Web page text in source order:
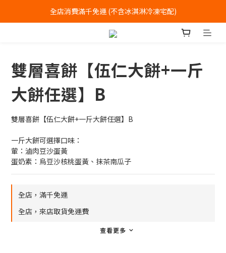
全店消費滿千免運 (不含冰淇淋冷凍宅配)
全店消費滿千免運 (不含冰淇淋冷凍宅配)
中式喜餅每消費滿一萬元，加贈2個一斤大餅
雙層喜餅【伍仁大餅+一斤
大餅任選】B
雙層喜餅【伍仁大餅+一斤大餅任選】B
一斤大餅可選擇口味：
葷：滷肉豆沙蛋黃
蛋奶素：烏豆沙核桃蛋黃、抹茶南瓜子
全店，滿千免運
全店，來店取貨免運費
查看更多